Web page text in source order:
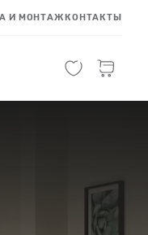
И МОНТАЖКОНТАКТЫ